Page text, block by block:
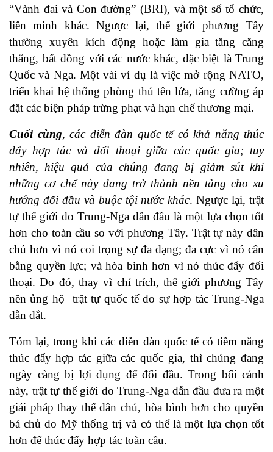
“Vành đai và Con đường” (BRI), và một số tổ chức,
liên minh khác. Ngược lại, thế giới phương Tây
thường xuyên kích động hoặc làm gia tăng căng
thẳng, bất đồng với các nước khác, đặc biệt là Trung
Quốc và Nga. Một vài ví dụ là việc mở rộng NATO,
triển khai hệ thống phòng thủ tên lửa, tăng cường áp
đặt các biện pháp trừng phạt và hạn chế thương mại.
Cuối cùng, các diễn đàn quốc tế có khả năng thúc
đẩy hợp tác và đối thoại giữa các quốc gia; tuy
nhiên, hiệu quả của chúngđang bị giảm sútkhi
những cơ chế này đang trởthành nền tảng choxu
hướng đối đầu và buộc tộinước khác. Ngược lại, trật
tự thế giới do Trung-Nga dẫn đầu là một lựa chọn tốt
hơn cho toàn cầu so với phương Tây. Trật tự này dân
chủ hơn vì nó coi trọng sự đa dạng; đa cực vì nó cân
bằng quyền lực; và hòa bình hơn vì nó thúc đẩy đối
thoại. Do đó, thay vì chỉ trích, thế giới phương Tây
nên ủng hộ trật tự quốc tế do sự hợp tác Trung-Nga
dẫn dắt.
Tóm lại, trong khi các diễn đàn quốc tế có tiềm năng
thúc đẩy hợp tác giữa các quốc gia, thì chúng đang
ngày càng bị lợi dụng để đối đầu. Trong bối cảnh
này, trật tự thế giới do Trung-Nga dẫn đầu đưa ra một
giải pháp thay thế dân chủ, hòa bình hơn cho quyền
bá chủ do Mỹ thống trị và có thể là một lựa chọn tốt
hơn để thúc đẩy hợp tác toàn cầu.